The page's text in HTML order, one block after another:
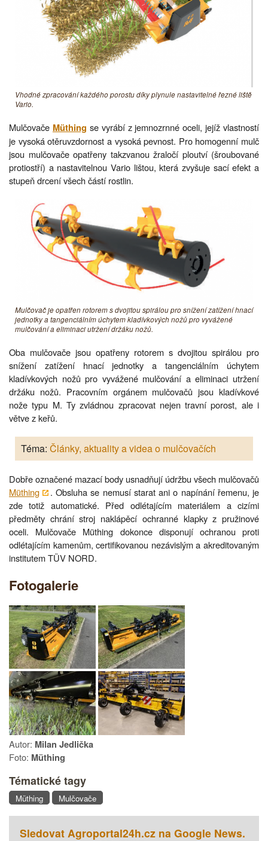
Vhodné zpracování každého porostu díky plynule nastavitelné řezné liště
Vario.
Mulčovače Müthing se vyrábí z jemnozrnné oceli, jejíž vlastností
je vysoká otěruvzdornost a vysoká pevnost. Pro homogenní mulč
jsou mulčovače opatřeny takzvanou žraločí ploutví (šroubované
protiostří) a nastavitelnou Vario lištou, která zvyšuje sací efekt a
stupeň drcení všech částí rostlin.
Mulčovač je opatřen rotorem s dvojitou spirálou pro snížení zatížení hnací
jednotky a tangenciálním úchytem kladívkových nožů pro vyvážené
mulčování a eliminaci utržení držáku nožů.
Oba mulčovače jsou opatřeny rotorem s dvojitou spirálou pro
snížení zatížení hnací jednotky a tangenciálním úchytem
kladívkových nožů pro vyvážené mulčování a eliminaci utržení
držáku nožů. Pracovním orgánem mulčovačů jsou kladívkové
nože typu M. Ty zvládnou zpracovat nejen travní porost, ale i
větve z keřů.
Téma: Články, aktuality a videa o mulčovačích
Dobře označené mazací body usnadňují údržbu všech mulčovačů
Müthing
. Obsluha se nemusí starat ani o napínání řemenu, je
zde totiž automatické. Před odlétajícím materiálem a cizími
předměty chrání stroj naklápěcí ochranné klapky z pružinové
oceli. Mulčovače Müthing dokonce disponují ochranou proti
odlétajícím kamenům, certifikovanou nezávislým a akreditovaným
institutem TÜV NORD.
Fotogalerie
Autor: Milan Jedlička
Foto: Müthing
Tématické tagy
Müthing Mulčovače
Sledovat Agroportal24h.cz na Google News.